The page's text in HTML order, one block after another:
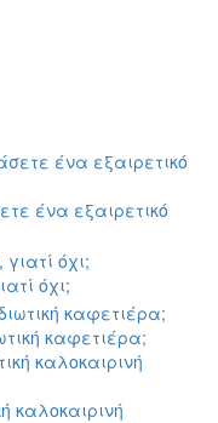
ένα εξαιρετικό
όχι;
καφετιέρα;
καλοκαιρινή